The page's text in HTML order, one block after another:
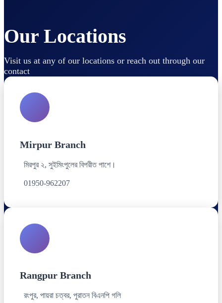
Our Locations
Visit us at any of our locations or reach out through our
contact
Mirpur Branch
মিরপুর ২, সুইমিংপুলের বিপরীত পাশে।
01950-962207
Rangpur Branch
রংপুর, পায়রা চত্বর, পুরাতন বিএনপি গলি